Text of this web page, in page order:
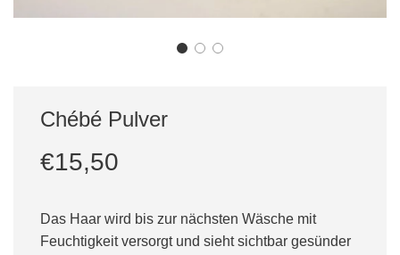
Chébé Pulver
Sonderpreis
Normaler
€15,50
Das Haar wird bis zur nächsten Wäsche mit
Feuchtigkeit versorgt und sieht sichtbar gesünder